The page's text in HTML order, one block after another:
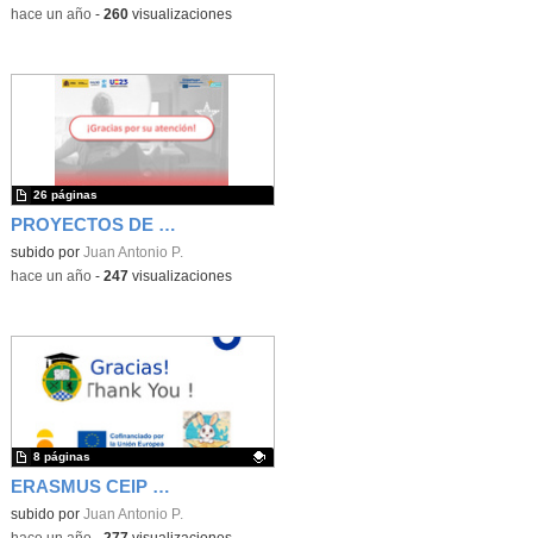
-hace un año- 260visualizaciones
PROYECTOS DE MOVILIDAD ERASMUS+
subido por Juan Antonio P.
26 páginas
-hace un año- 247visualizaciones
ERASMUS CEIP BELMONTE DE TAJO
Contenido educativo.
subido por Juan Antonio P.
8 páginas